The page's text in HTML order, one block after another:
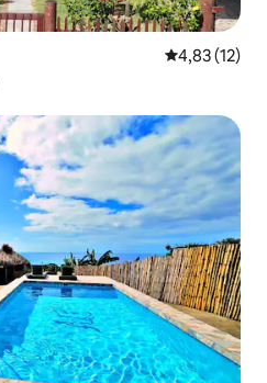
Évaluation
4,83 (12)